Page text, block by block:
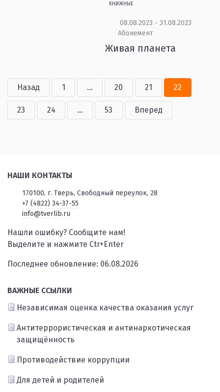
КНИЖНЫЕ
08.08.2023 - 31.08.2023
Абонемент
Живая планета
Назад 1 ... 20 21 22
23 24 ... 53 Вперед
НАШИ КОНТАКТЫ
170100, г. Тверь, Свободный переулок, 28
+7 (4822) 34-37-55
info@tverlib.ru
Нашли ошибку? Сообщите нам!
Выделите и нажмите Ctr+Enter
Последнее обновление: 06.08.2026
ВАЖНЫЕ ССЫЛКИ
Независимая оценка качества оказания услуг
Антитеррористическая и антинаркотическая
защищённость
Противодействие коррупции
Для детей и родителей